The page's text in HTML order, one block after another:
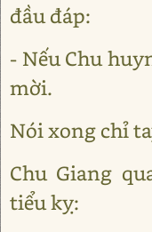
đầu đáp:
- Nếu Chu
mời.
Nói xong chỉ
Chu Giang
tiểu kỵ: